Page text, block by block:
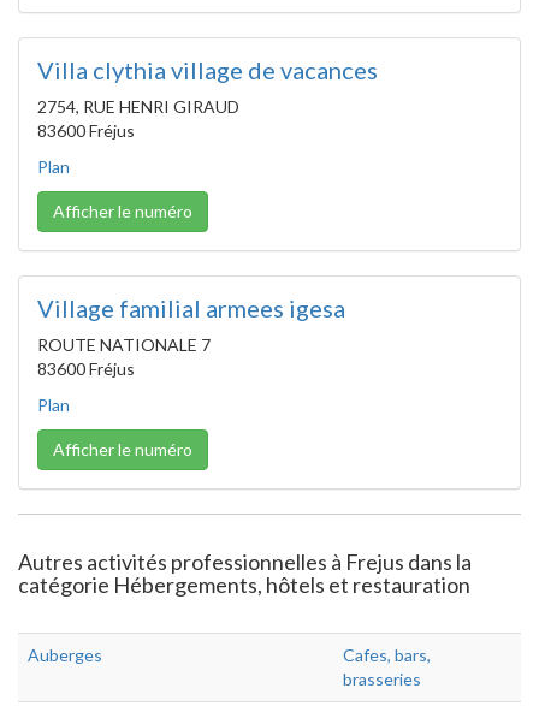
Villa clythia village de vacances
2754, RUE HENRI GIRAUD
83600 Fréjus
Plan
Afficher le numéro
Village familial armees igesa
ROUTE NATIONALE 7
83600 Fréjus
Plan
Afficher le numéro
Autres activités professionnelles à Frejus dans la
catégorie Hébergements, hôtels et restauration
Auberges
Cafes, bars,
brasseries